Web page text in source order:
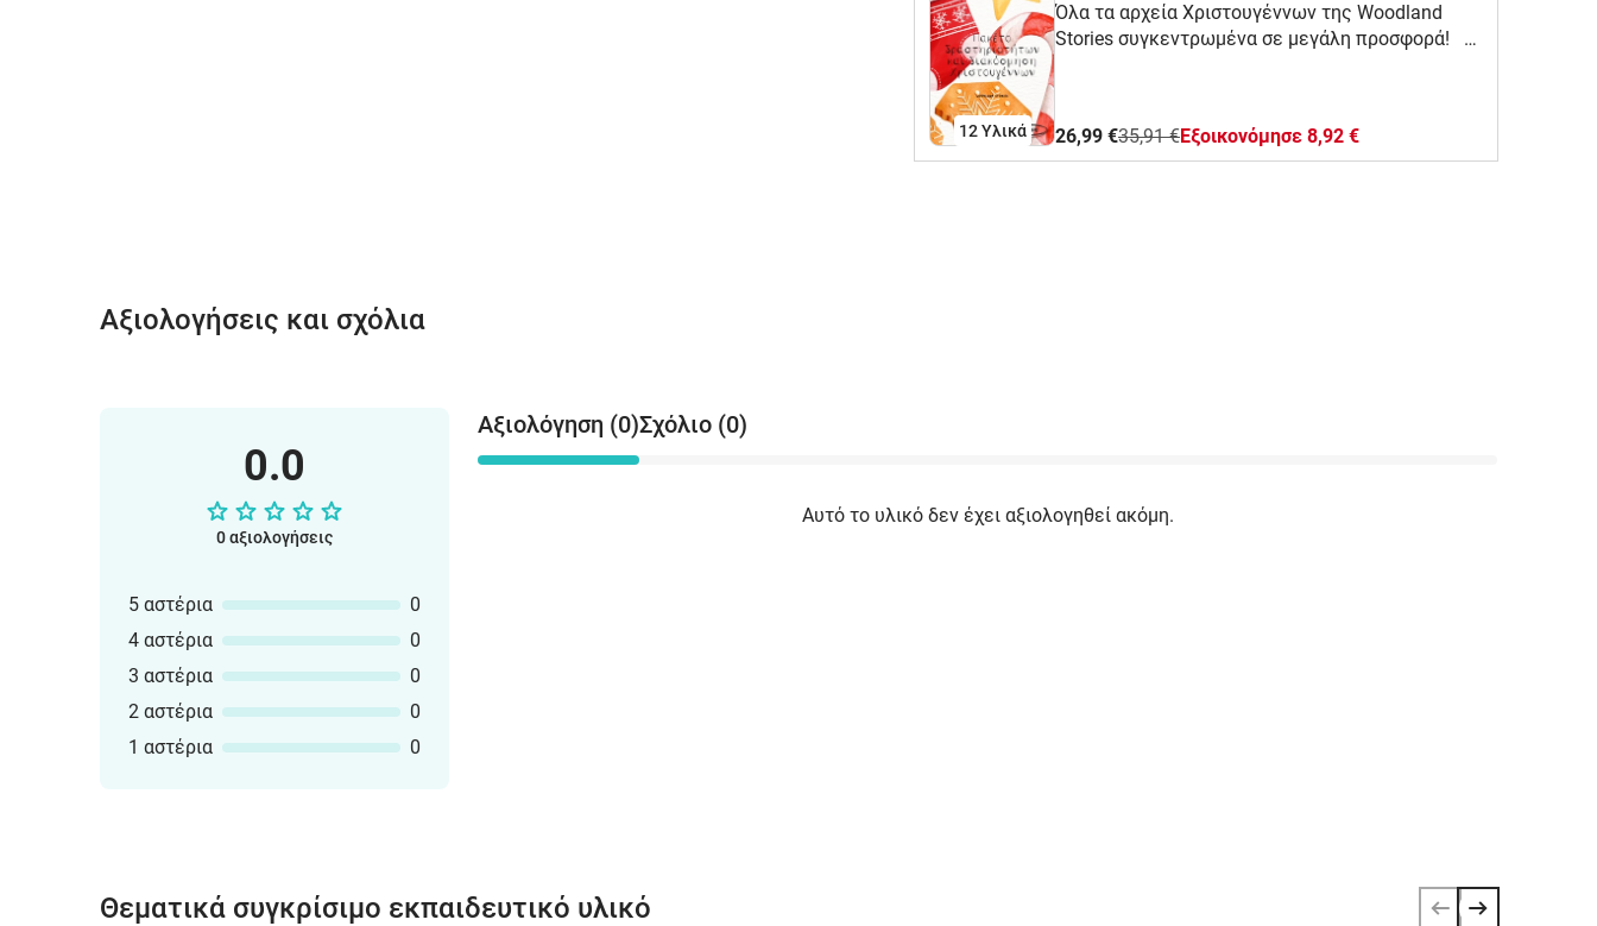
12 Υλικά
Όλα τα αρχεία Χριστουγέννων της Woodland
Stories συγκεντρωμένα σε μεγάλη προσφορά!
26,99 €35,91 €Eξοικονόμησε 8,92 €
Αξιολογήσεις και σχόλια
0.0
0 αξιολογήσεις
5 αστέρια
0
4 αστέρια
0
3 αστέρια
0
2 αστέρια
0
1 αστέρια
0
Αξιολόγηση (0)Σχόλιο (0)
Αυτό το υλικό δεν έχει αξιολογηθεί ακόμη.
Θεματικά συγκρίσιμο εκπαιδευτικό υλικό